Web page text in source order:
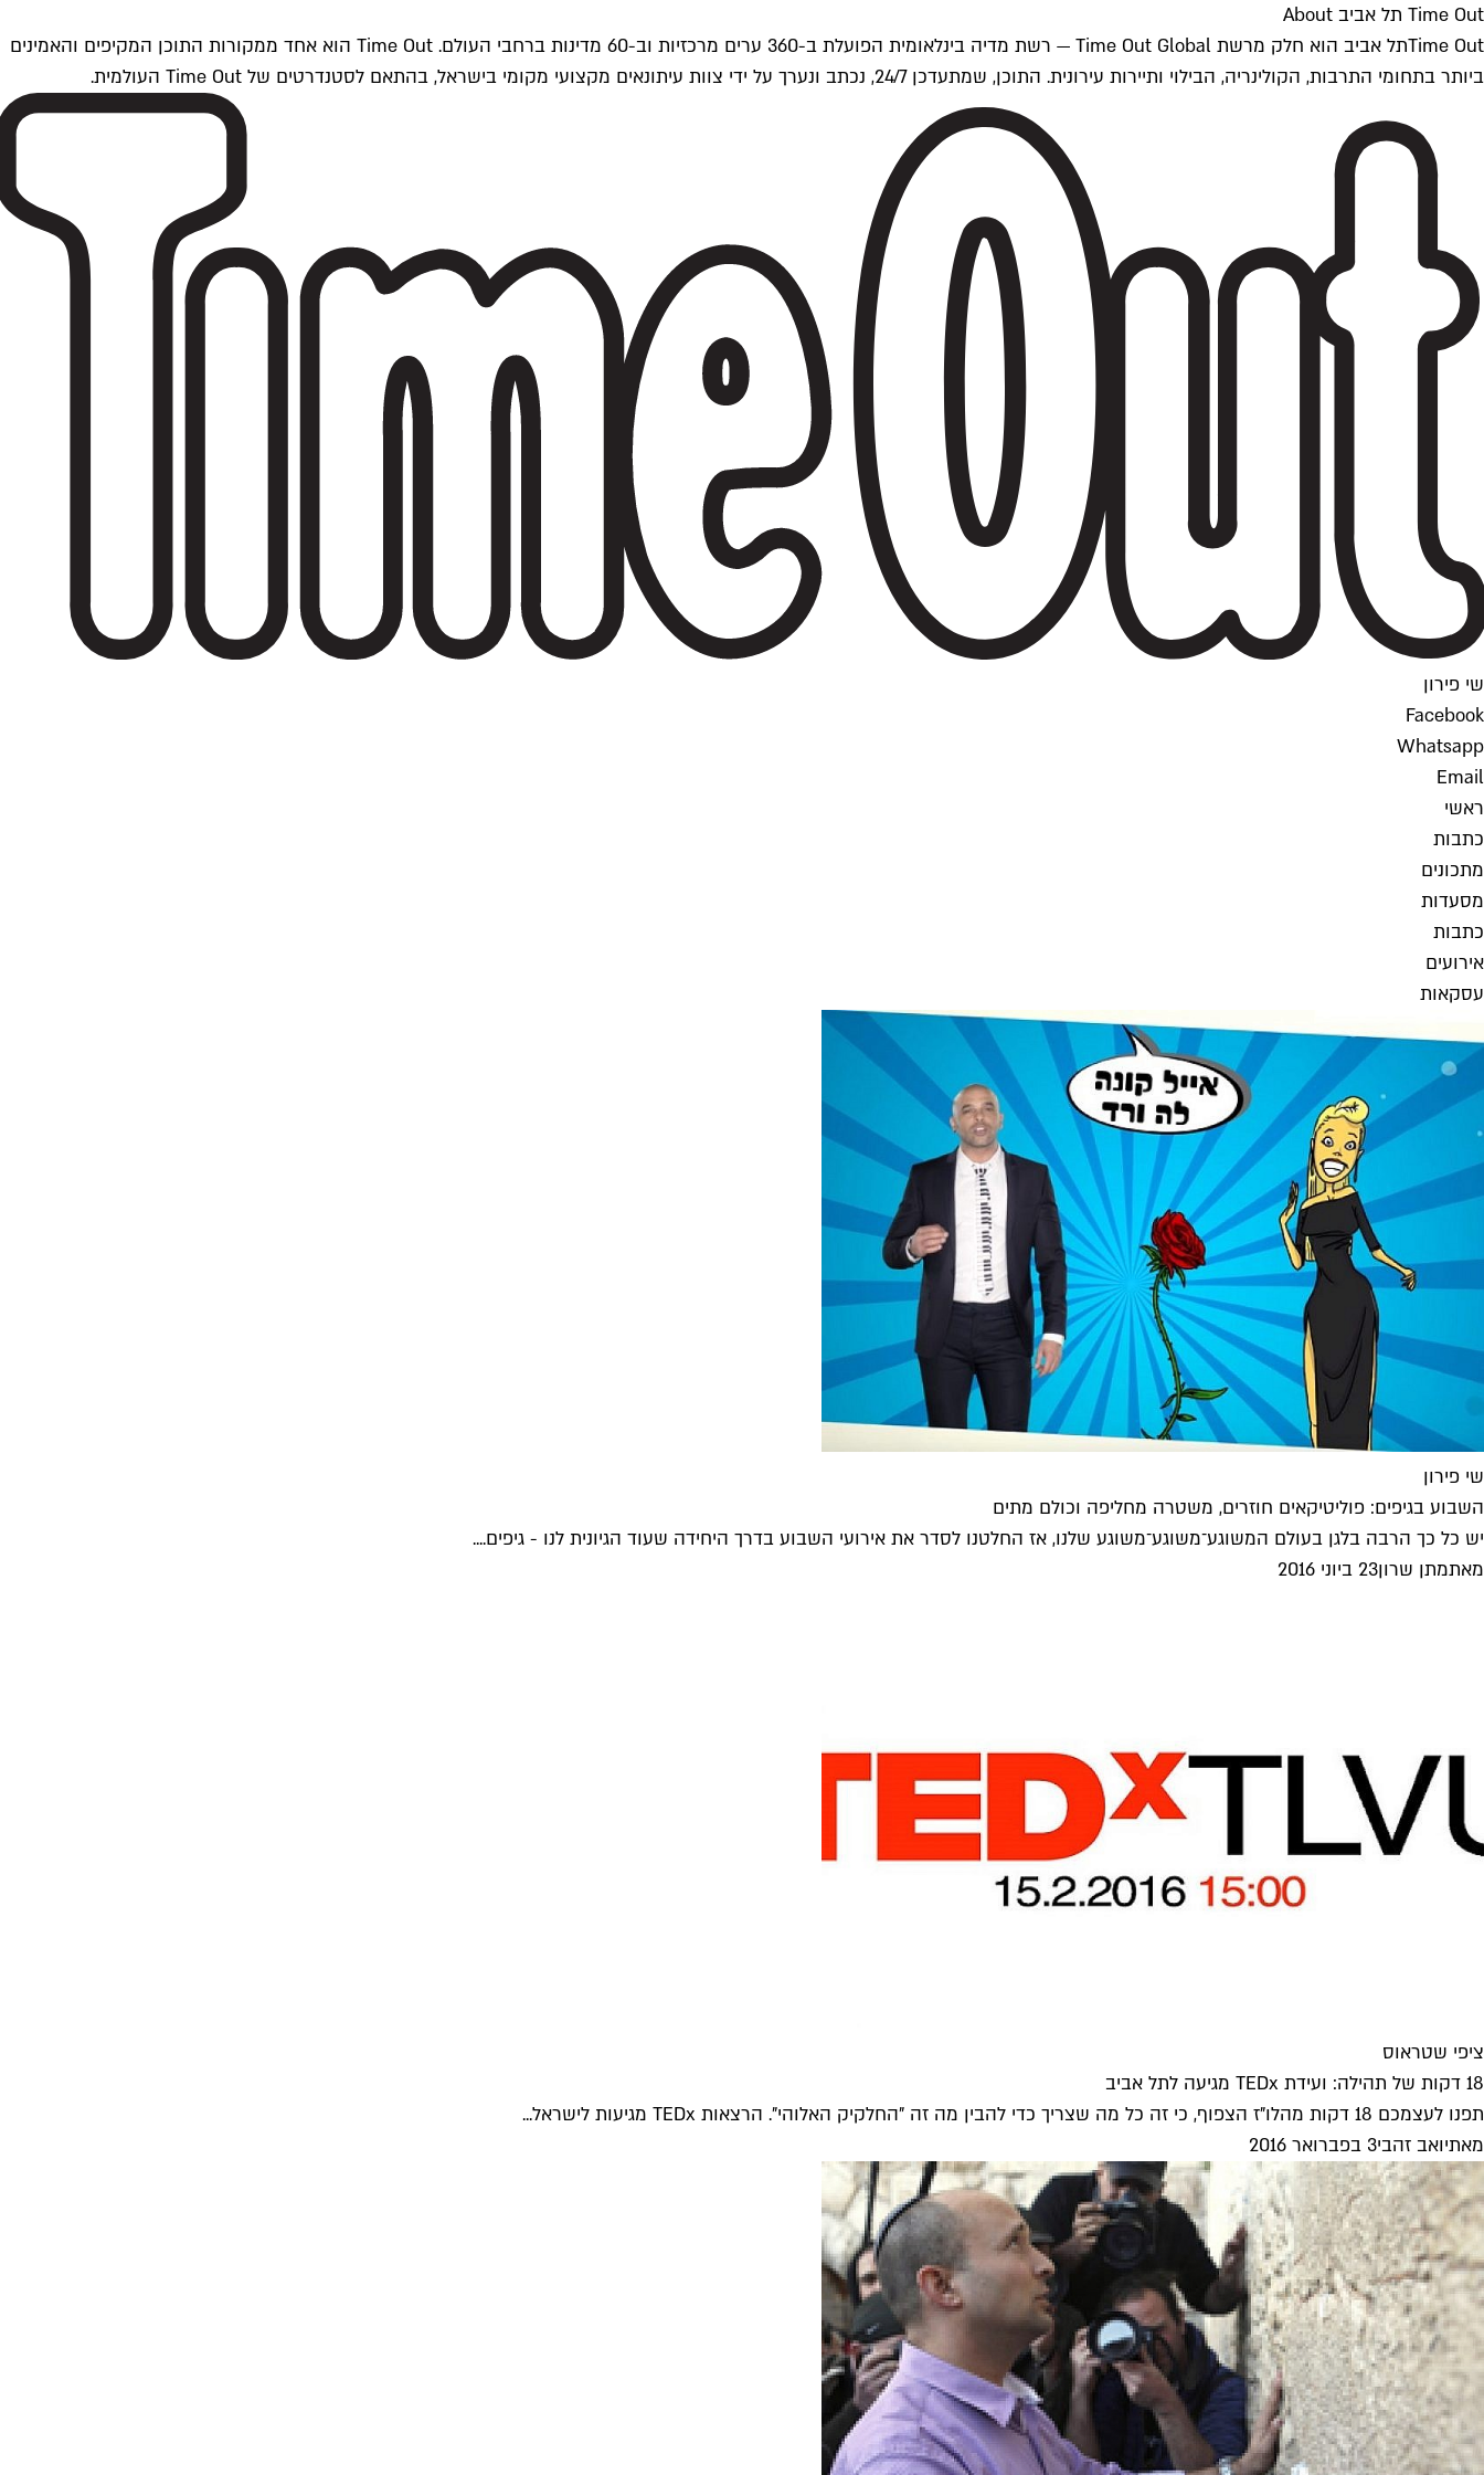
Time Out תל אביב About
Time Outתל אביב הוא חלק מרשת Time Out Global — רשת מדיה בינלאומית הפועלת ב-360 ערים מרכזיות וב-60 מדינות ברחבי העולם. Time Out הוא אחד ממקורות התוכן המקיפים והאמינים
ביותר בתחומי התרבות, הקולינריה, הבילוי ותיירות עירונית. התוכן, שמתעדכן 24/7, נכתב ונערך על ידי צוות עיתונאים מקצועי מקומי בישראל, בהתאם לסטנדרטים של Time Out העולמית.
שי פירון
Facebook
Whatsapp
Email
ראשי
כתבות
מתכונים
מסעדות
כתבות
אירועים
עסקאות
שי פירון
השבוע בגיפים: פוליטיקאים חוזרים, משטרה מחליפה וכולם מתים
יש כל כך הרבה בלגן בעולם המשוגע־משוגע־משוגע שלנו, אז החלטנו לסדר את אירועי השבוע בדרך היחידה שעוד הגיונית לנו - גיפים....
מאתמתן שרון23 ביוני 2016
ציפי שטראוס
18 דקות של תהילה: ועידת TEDx מגיעה לתל אביב
תפנו לעצמכם 18 דקות מהלו"ז הצפוף, כי זה כל מה שצריך כדי להבין מה זה "החלקיק האלוהי". הרצאות TEDx מגיעות לישראל...
מאתיואב זהבי3 בפברואר 2016